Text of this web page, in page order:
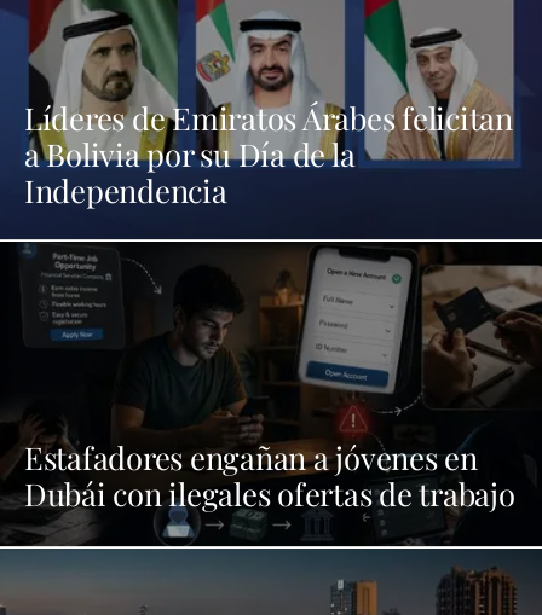
Líderes de Emiratos Árabes felicitan
a Bolivia por su Día de la
Independencia
Estafadores engañan a jóvenes en
Dubái con ilegales ofertas de trabajo